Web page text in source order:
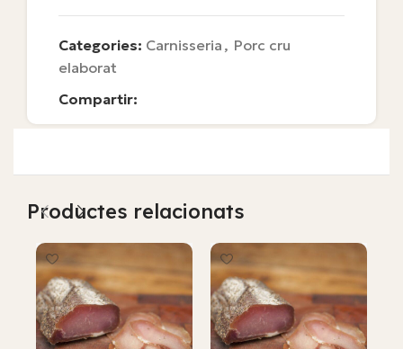
Categories: Carnisseria , Porc cru
elaborat
Compartir:
Productes relacionats